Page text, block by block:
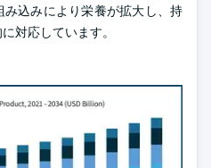
込みにより栄養が拡大し、持
対応しています。